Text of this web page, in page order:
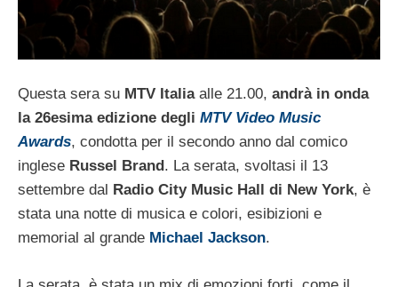
Questa sera su MTV Italiaalle 21.00, andrà in onda
la 26esima edizione degli MTV Video Music
Awards, condotta per il secondo anno dal comico
inglese Russel Brand . La serata, svoltasi il 13
settembre dal Radio City Music Hall di New York, è
stata una notte di musica e colori, esibizioni e
memorial al grande Michael Jackson.